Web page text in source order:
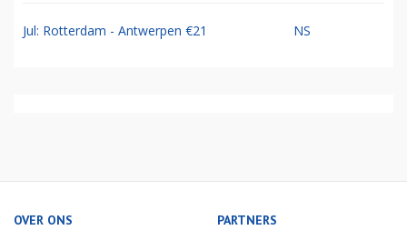
Jul: Rotterdam - Antwerpen €21 NS
OVER ONS PARTNERS